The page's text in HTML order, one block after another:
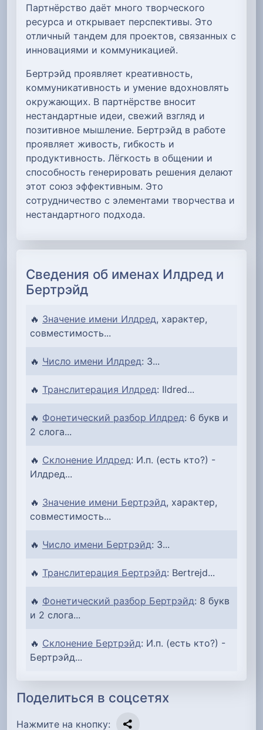
Партнёрство даёт много творческого
ресурса и открывает перспективы. Это
отличный тандем для проектов, связанных с
инновациями и коммуникацией.
Бертрэйд проявляет креативность,
коммуникативность и умение вдохновлять
окружающих. В партнёрстве вносит
нестандартные идеи, свежий взгляд и
позитивное мышление. Бертрэйд в работе
проявляет живость, гибкость и
продуктивность. Лёгкость в общении и
способность генерировать решения делают
этот союз эффективным. Это
сотрудничество с элементами творчества и
нестандартного подхода.
Сведения об именах Илдред и
Бертрэйд
🔥 Значение имени Илдред, характер,
совместимость...
🔥 Число имени Илдред: 3...
🔥 Транслитерация Илдред: Ildred...
🔥 Фонетический разбор Илдред: 6 букв и
2 слога...
🔥 Склонение Илдред: И.п. (есть кто?) -
Илдред...
🔥 Значение имени Бертрэйд, характер,
совместимость...
🔥 Число имени Бертрэйд: 3...
🔥 Транслитерация Бертрэйд: Bertrejd...
🔥 Фонетический разбор Бертрэйд: 8 букв
и 2 слога...
🔥 Склонение Бертрэйд: И.п. (есть кто?) -
Бертрэйд...
Поделиться в соцсетях
Нажмите на кнопку: